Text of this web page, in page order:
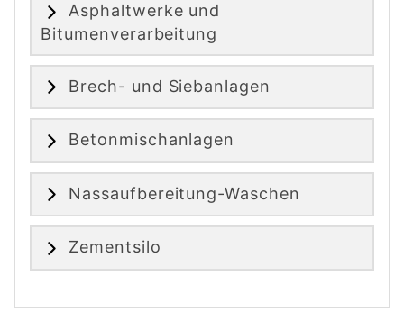
Asphaltwerke und
Bitumenverarbeitung
Brech- und Siebanlagen
Betonmischanlagen
Nassaufbereitung-Waschen
Zementsilo